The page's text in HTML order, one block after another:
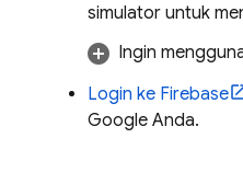
simulator untuk
Ingin
Login ke Firebase
Google Anda.